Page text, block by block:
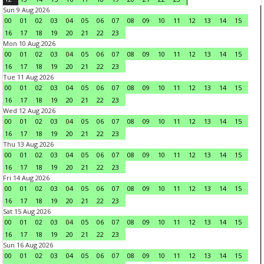
Sun 9 Aug 2026
00
01 02 03 04 05 06 07 08 09 10 11 12 13 14
15
16
17 18 19 20 21 22
23
Mon 10 Aug 2026
00
01 02 03 04 05 06 07 08 09 10 11 12 13 14
15
16
17 18 19 20 21 22
23
Tue 11 Aug 2026
00
01 02 03 04 05 06 07 08 09 10 11 12 13 14
15
16
17 18 19 20 21 22
23
Wed 12 Aug 2026
00
01 02 03 04 05 06 07 08 09 10 11 12 13 14
15
16
17 18 19 20 21 22
23
Thu 13 Aug 2026
00
01 02 03 04 05 06 07 08 09 10 11 12 13 14
15
16
17 18 19 20 21 22
23
Fri 14 Aug 2026
00
01 02 03 04 05 06 07 08 09 10 11 12 13 14
15
16
17 18 19 20 21 22
23
Sat 15 Aug 2026
00
01 02 03 04 05 06 07 08 09 10 11 12 13 14
15
16
17 18 19 20 21 22
23
Sun 16 Aug 2026
00
01 02 03 04 05 06 07 08 09 10 11 12 13 14
15